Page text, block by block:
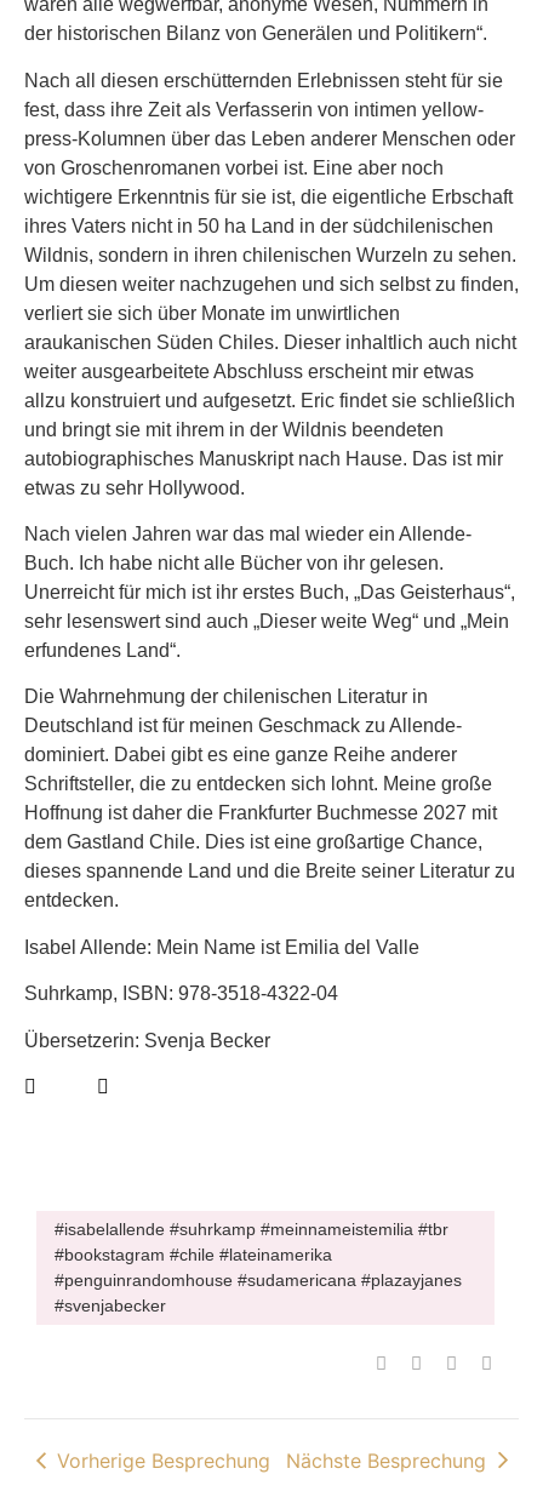
waren alle wegwerfbar, anonyme Wesen, Nummern in
der historischen Bilanz von Generälen und Politikern“.
Nach all diesen erschütternden Erlebnissen steht für sie
fest, dass ihre Zeit als Verfasserin von intimen yellow-
press-Kolumnen über das Leben anderer Menschen oder
von Groschenromanen vorbei ist. Eine aber noch
wichtigere Erkenntnis für sie ist, die eigentliche Erbschaft
ihres Vaters nicht in 50 ha Land in der südchilenischen
Wildnis, sondern in ihren chilenischen Wurzeln zu sehen.
Um diesen weiter nachzugehen und sich selbst zu finden,
verliert sie sich über Monate im unwirtlichen
araukanischen Süden Chiles. Dieser inhaltlich auch nicht
weiter ausgearbeitete Abschluss erscheint mir etwas
allzu konstruiert und aufgesetzt. Eric findet sie schließlich
und bringt sie mit ihrem in der Wildnis beendeten
autobiographisches Manuskript nach Hause. Das ist mir
etwas zu sehr Hollywood.
Nach vielen Jahren war das mal wieder ein Allende-
Buch. Ich habe nicht alle Bücher von ihr gelesen.
Unerreicht für mich ist ihr erstes Buch, „Das Geisterhaus“,
sehr lesenswert sind auch „Dieser weite Weg“ und „Mein
erfundenes Land“.
Die Wahrnehmung der chilenischen Literatur in
Deutschland ist für meinen Geschmack zu Allende-
dominiert. Dabei gibt es eine ganze Reihe anderer
Schriftsteller, die zu entdecken sich lohnt. Meine große
Hoffnung ist daher die Frankfurter Buchmesse 2027 mit
dem Gastland Chile. Dies ist eine großartige Chance,
dieses spannende Land und die Breite seiner Literatur zu
entdecken.
Isabel Allende: Mein Name ist Emilia del Valle
Suhrkamp, ISBN: 978-3518-4322-04
Übersetzerin: Svenja Becker
#isabelallende #suhrkamp #meinnameistemilia #tbr
#bookstagram #chile #lateinamerika
#penguinrandomhouse #sudamericana #plazayjanes
#svenjabecker
Vorherige Besprechung Nächste Besprechung